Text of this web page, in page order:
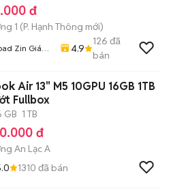
đ
1 (P. Hạnh Thông mới)
Zin Giá
4.9
126 đã
bán
Air 13" M5 10GPU 16GB 1TB
Fullbox
GB 1 TB
đ
An Lạc A
1310 đã bán